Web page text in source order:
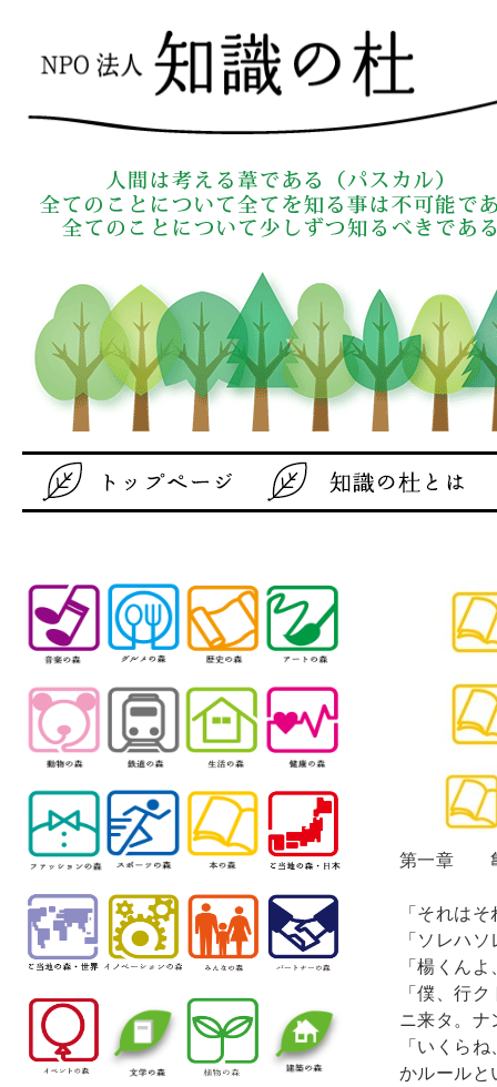
第一章　
「それは
「ソレハ
「楊くん
「僕、行
ニ来タ。ナ
「いくら
かルールと